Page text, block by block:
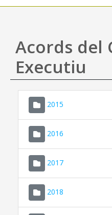
Acords del
Executiu
2015
2016
2017
2018